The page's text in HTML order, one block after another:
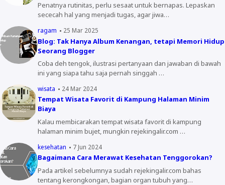
Penatnya rutinitas, perlu sesaat untuk bernapas. Lepaskan
sececah hal yang menjadi tugas, agar jiwa…
ragam 25 Mar 2025
Blog: Tak Hanya Album Kenangan, tetapi Memori Hidup
Seorang Blogger
Coba deh tengok, ilustrasi pertanyaan dan jawaban di bawah
ini yang siapa tahu saja pernah singgah …
wisata 24 Mar 2024
Tempat Wisata Favorit di Kampung Halaman Minim
Biaya
Kalau membicarakan tempat wisata favorit di kampung
halaman minim bujet, mungkin rejekingalir.com …
kesehatan 7 Jun 2024
Bagaimana Cara Merawat Kesehatan Tenggorokan?
Pada artikel sebelumnya sudah rejekingalir.com bahas
tentang kerongkongan, bagian organ tubuh yang…